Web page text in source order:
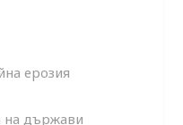
ерозия
на държави